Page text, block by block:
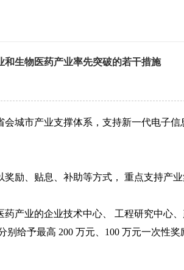
生物医药产业率先突破的若干措施
会城市产业支撑体系，支持新一代电子
励、贴息、补助等方式， 重点支持产
产业的企业技术中心、 工程研究中心
别给予最高 200 万元、100 万元一次性